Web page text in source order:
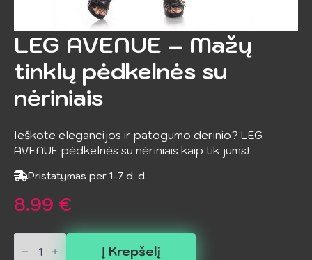
LEG AVENUE – Mažų
tinklų pėdkelnės su
nėriniais
Ieškote elegancijos ir patogumo derinio? LEG
AVENUE pėdkelnės su nėriniais kaip tik jums!
Pristatymas per 1-7 d. d.
8.99 €
produkto
kiekis:
Į Krepšelį